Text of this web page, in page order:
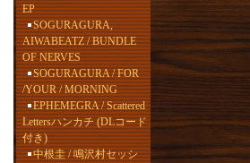
EP
SOGURAGURA,
AIWABEATZ / BUNDLE
OF NERVES
SOGURAGURA / FOR
/YOUR / MORNING
EPHEMEGRA / Scattered
Lettersハンカチ (DLコード
付き)
中根圭 / 鳴沢村セッシ